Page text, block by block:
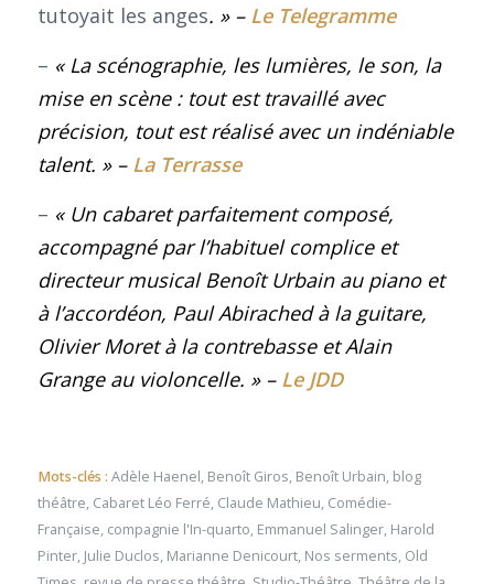
tutoyait les anges. » – Le Telegramme
– « La scénographie, les lumières, le son, la
mise en scène : tout est travaillé avec
précision, tout est réalisé avec un indéniable
talent. » – La Terrasse
– « Un cabaret parfaitement composé,
accompagné par l’habituel complice et
directeur musical Benoît Urbain au piano et
à l’accordéon, Paul Abirached à la guitare,
Olivier Moret à la contrebasse et Alain
Grange au violoncelle. » – Le JDD
Mots-clés : Adèle Haenel, Benoît Giros, Benoît Urbain, blog
théâtre, Cabaret Léo Ferré, Claude Mathieu, Comédie-
Française, compagnie l'In-quarto, Emmanuel Salinger, Harold
Pinter, Julie Duclos, Marianne Denicourt, Nos serments, Old